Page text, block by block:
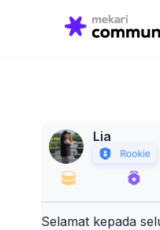
Lia
Selamat kepada